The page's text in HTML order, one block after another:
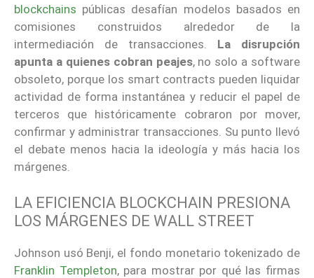
blockchains públicas desafían modelos basados en
comisiones construidos alrededor de la
intermediación de transacciones. La disrupción
apunta a quienes cobran peajes, no solo a software
obsoleto, porque los smart contracts pueden liquidar
actividad de forma instantánea y reducir el papel de
terceros que históricamente cobraron por mover,
confirmar y administrar transacciones. Su punto llevó
el debate menos hacia la ideología y más hacia los
márgenes.
LA EFICIENCIA BLOCKCHAIN PRESIONA
LOS MÁRGENES DE WALL STREET
Johnson usó Benji, el fondo monetario tokenizado de
Franklin Templeton, para mostrar por qué las firmas